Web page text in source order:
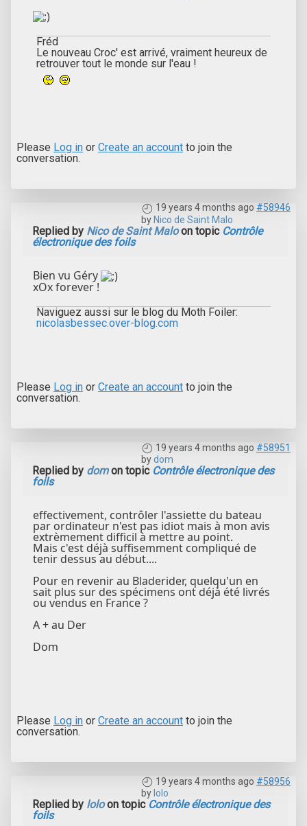
Fréd
Le nouveau Croc' est arrivé, vraiment heureux de
retrouver tout le monde sur l'eau !
Please Log in or Create an account to join the
conversation.
19 years 4 months ago #58946
byNico de Saint Malo
Replied by Nico de Saint Maloon topic Contrôle
électronique des foils
Bien vu Géry
xOx forever !
Naviguez aussi sur le blog du Moth Foiler:
nicolasbessec.over-blog.com
Please Log in or Create an account to join the
conversation.
19 years 4 months ago #58951
bydom
Replied by domon topic Contrôle électronique des
foils
effectivement, contrôler l'assiette du bateau
par ordinateur n'est pas idiot mais à mon avis
extrèmement difficil à mettre au point.
Mais c'est déjà suffisemment compliqué de
tenir dessus au début....
Pour en revenir au Bladerider, quelqu'un en
sait plus sur des spécimens ont déjà été livrés
ou vendus en France ?
A + au Der
Dom
Please Log in or Create an account to join the
conversation.
19 years 4 months ago #58956
by lolo
Replied by loloon topic Contrôle électronique des
foils